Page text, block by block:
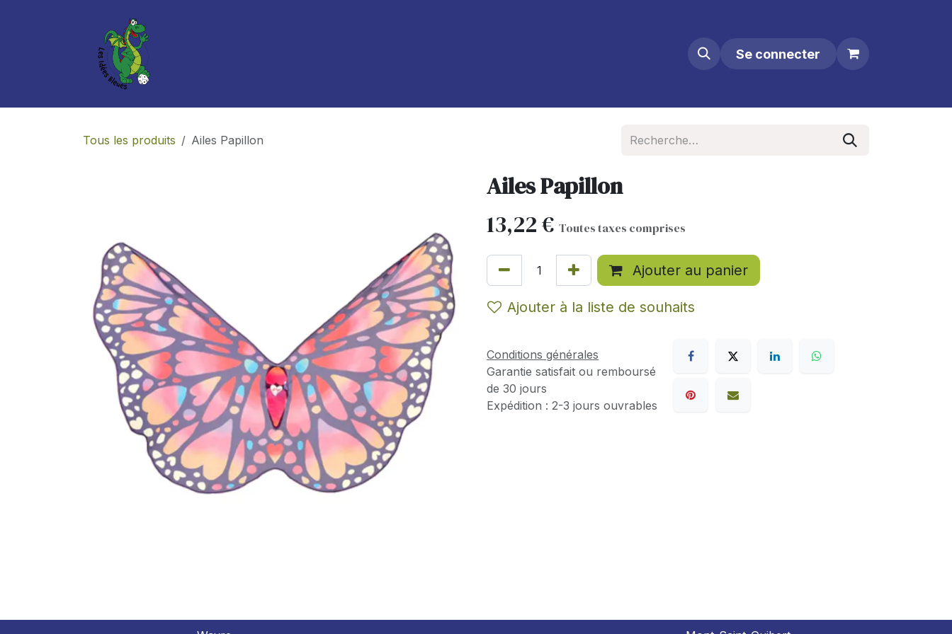
Se connecter
Tous les produits Ailes Papillon
Ailes Papillon
13,22€ Toutes taxes comprises
Ajouter au panier
Ajouter à la liste de souhaits
Conditions générales
Garantie satisfait ou remboursé
de 30 jours
Expédition : 2-3 jours ouvrables